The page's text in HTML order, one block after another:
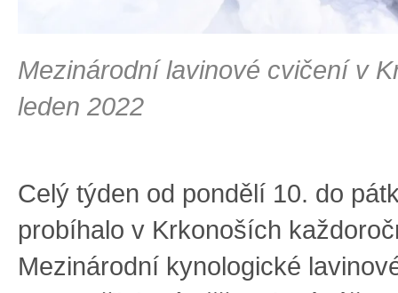
Mezinárodní lavinové cvičení v
leden 2022
Celý týden od pondělí 10. do
probíhalo v Krkonoších
Mezinárodní kynologické